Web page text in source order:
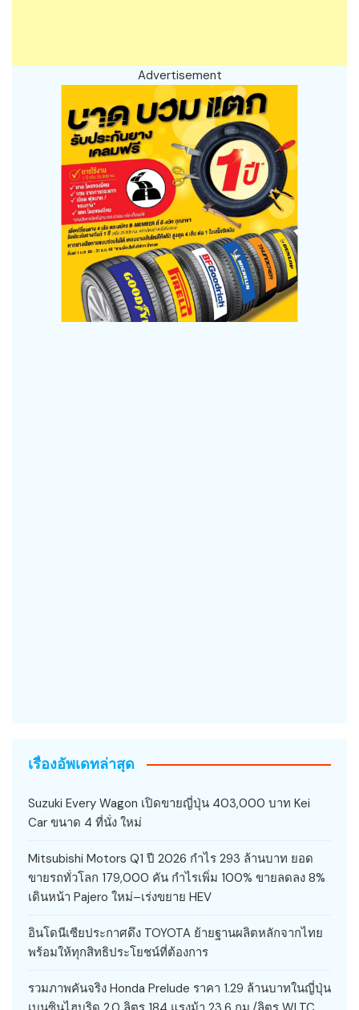
Advertisement
เรื่องอัพเดทล่าสุด
Suzuki Every Wagon เปิดขายญี่ปุ่น 403,000 บาท Kei
Car ขนาด 4 ที่นั่ง ใหม่
Mitsubishi Motors Q1 ปี 2026 กำไร 293 ล้านบาท ยอด
ขายรถทั่วโลก 179,000 คัน กำไรเพิ่ม 100% ขายลดลง 8%
เดินหน้า Pajero ใหม่–เร่งขยาย HEV
อินโดนีเซียประกาศดึง TOYOTA ย้ายฐานผลิตหลักจากไทย
พร้อมให้ทุกสิทธิประโยชน์ที่ต้องการ
รวมภาพคันจริง Honda Prelude ราคา 1.29 ล้านบาทในญี่ปุ่น